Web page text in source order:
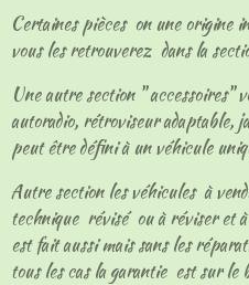
Certaines pièces on une origine
vous les retrouverez dans la
Une autre section " accessoires"
autoradio, rétroviseur adaptable,
peut être défini à un véhicule
Autre section les véhicules à
technique révisé ou à réviser et
est fait aussi mais sans les
tous les cas la garantie est sur